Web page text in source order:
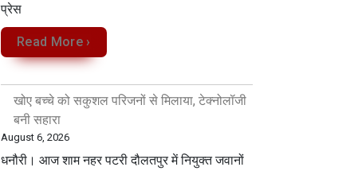
प्रेस
Read More ›
खोए बच्चे को सकुशल परिजनों से मिलाया, टेक्नोलॉजी
बनी सहारा
August 6, 2026
धनौरी। आज शाम नहर पटरी दौलतपुर में नियुक्त जवानों